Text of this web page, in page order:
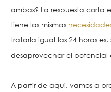
ambas? La respuesta corta
tiene las mismas
tratarla igual las 24 horas
desaprovechar el
A partir de aquí, vamos a